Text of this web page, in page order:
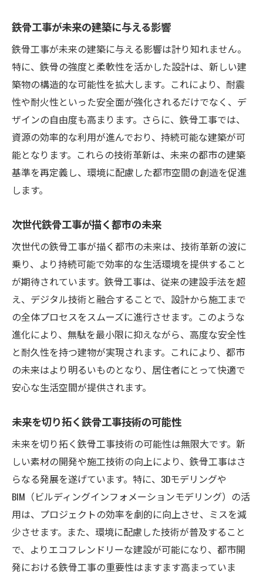
鉄骨工事が未来の建築に与える影響
鉄骨工事が未来の建築に与える影響は計り知れません。
特に、鉄骨の強度と柔軟性を活かした設計は、新しい建
築物の構造的な可能性を拡大します。これにより、耐震
性や耐火性といった安全面が強化されるだけでなく、デ
ザインの自由度も高まります。さらに、鉄骨工事では、
資源の効率的な利用が進んでおり、持続可能な建築が可
能となります。これらの技術革新は、未来の都市の建築
基準を再定義し、環境に配慮した都市空間の創造を促進
します。
次世代鉄骨工事が描く都市の未来
次世代の鉄骨工事が描く都市の未来は、技術革新の波に
乗り、より持続可能で効率的な生活環境を提供すること
が期待されています。鉄骨工事は、従来の建設手法を超
え、デジタル技術と融合することで、設計から施工まで
の全体プロセスをスムーズに進行させます。このような
進化により、無駄を最小限に抑えながら、高度な安全性
と耐久性を持つ建物が実現されます。これにより、都市
の未来はより明るいものとなり、居住者にとって快適で
安心な生活空間が提供されます。
未来を切り拓く鉄骨工事技術の可能性
未来を切り拓く鉄骨工事技術の可能性は無限大です。新
しい素材の開発や施工技術の向上により、鉄骨工事はさ
らなる発展を遂げています。特に、3Dモデリングや
BIM（ビルディングインフォメーションモデリング）の活
用は、プロジェクトの効率を劇的に向上させ、ミスを減
少させます。また、環境に配慮した技術が普及すること
で、よりエコフレンドリーな建設が可能になり、都市開
発における鉄骨工事の重要性はますます高まっていま